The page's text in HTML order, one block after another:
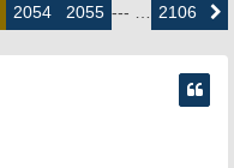
2054 2055 --- … 2106